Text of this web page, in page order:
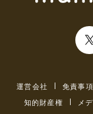
運営会社 免責事項
知的財産権
メ